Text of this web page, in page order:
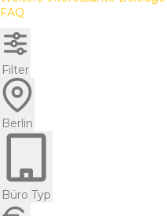
FAQ
Filter
Berlin
Büro Typ